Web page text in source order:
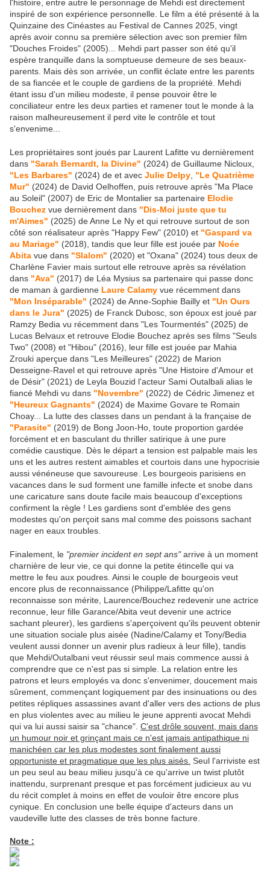
l'histoire, entre autre le personnage de Mehdi est directement
inspiré de son expérience personnelle. Le film a été présenté à la
Quinzaine des Cinéastes au Festival de Cannes 2025, vingt
après avoir connu sa première sélection avec son premier film
"Douches Froides" (2005)... Mehdi part passer son été qu'il
espère tranquille dans la somptueuse demeure de ses beaux-
parents. Mais dès son arrivée, un conflit éclate entre les parents
de sa fiancée et le couple de gardiens de la propriété. Mehdi
étant issu d'un milieu modeste, il pense pouvoir être le
conciliateur entre les deux parties et ramener tout le monde à la
raison malheureusement il perd vite le contrôle et tout
s'envenime...
Les propriétaires sont joués par Laurent Lafitte vu dernièrement
dans "Sarah Bernardt, la Divine" (2024) de Guillaume Nicloux,
"Les Barbares" (2024) de et avec Julie Delpy "Le Quatrième
Mur" (2024) de David Oelhoffen, puis retrouve après "Ma Place
au Soleil" (2007) de Eric de Montalier sa partenaire Elodie
Bouchez vue dernièrement dans "Dis-Moi juste que tu
m'Aimes" (2025) de Anne Le Ny et qui retrouve surtout de son
côté son réalisateur après "Happy Few" (2010) et "Gaspard va
au Mariage" (2018), tandis que leur fille est jouée par Noée
Abita vue dans "Slalom" (2020) et "Oxana" (2024) tous deux de
Charlène Favier mais surtout elle retrouve après sa révélation
dans "Ava" (2017) de Léa Mysius sa partenaire qui passe donc
de maman à gardienne Laure Calamy vue récemment dans
"Mon Inséparable" (2024) de Anne-Sophie Bailly et "Un Ours
dans le Jura" (2025) de Franck Dubosc, son époux est joué par
Ramzy Bedia vu récemment dans "Les Tourmentés" (2025) de
Lucas Belvaux et retrouve Elodie Bouchez après ses films "Seuls
Two" (2008) et "Hibou" (2016), leur fille est jouée par Mahia
Zrouki aperçue dans "Les Meilleures" (2022) de Marion
Desseigne-Ravel et qui retrouve après "Une Histoire d'Amour et
de Désir" (2021) de Leyla Bouzid l'acteur Sami Outalbali alias le
fiancé Mehdi vu dans "Novembre" (2022) de Cédric Jimenez et
"Heureux Gagnants" (2024) de Maxime Govare te Romain
Choay... La lutte des classes dans un pendant à la française de
"Parasite" (2019) de Bong Joon-Ho, toute proportion gardée
forcément et en basculant du thriller satirique à une pure
comédie caustique. Dès le départ a tension est palpable mais les
uns et les autres restent aimables et courtois dans une hypocrisie
aussi vénéneuse que savoureuse. Les bourgeois parisiens en
vacances dans le sud forment une famille infecte et snobe dans
une caricature sans doute facile mais beaucoup d'exceptions
confirment la règle ! Les gardiens sont d'emblée des gens
modestes qu'on perçoit sans mal comme des poissons sachant
nager en eaux troubles.
Finalement, le "premier incident en sept ans"arrive à un moment
charnière de leur vie, ce qui donne la petite étincelle qui va
mettre le feu aux poudres. Ainsi le couple de bourgeois veut
encore plus de reconnaissance (Philippe/Lafitte qu'on
reconnaisse son mérite, Laurence/Bouchez redevenir une actrice
reconnue, leur fille Garance/Abita veut devenir une actrice
sachant pleurer), les gardiens s'aperçoivent qu'ils peuvent obtenir
une situation sociale plus aisée (Nadine/Calamy et Tony/Bedia
veulent aussi donner un avenir plus radieux à leur fille), tandis
que Mehdi/Outalbani veut réussir seul mais commence aussi à
comprendre que ce n'est pas si simple. La relation entre les
patrons et leurs employés va donc s'envenimer, doucement mais
sûrement, commençant logiquement par des insinuations ou des
petites répliques assassines avant d'aller vers des actions de plus
en plus violentes avec au milieu le jeune apprenti avocat Mehdi
qui va lui aussi saisir sa "chance". C'est drôle souvent, mais dans
un humour noir et grinçant mais ce n'est jamais antipathique ni
manichéen car les plus modestes sont finalement aussi
opportuniste et pragmatique que les plus aisés. Seul l'arriviste est
un peu seul au beau milieu jusqu'à ce qu'arrive un twist plutôt
inattendu, surprenant presque et pas forcément judicieux au vu
du récit complet à moins en effet de vouloir être encore plus
cynique. En conclusion une belle équipe d'acteurs dans un
vaudeville lutte des classes de très bonne facture.
Note :